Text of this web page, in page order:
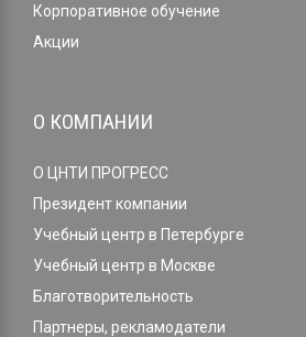
Корпоративное обучение
Акции
О КОМПАНИИ
О ЦНТИ ПРОГРЕСС
Президент компании
Учебный центр в Петербурге
Учебный центр в Москве
Благотворительность
Партнеры, рекламодатели